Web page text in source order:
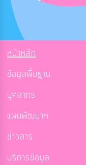
หน้าหลัก
ข้อมูลพื้นฐาน
บุคลากร
แผนพัฒนาฯ
ข่าวสาร
บริการข้อมูล